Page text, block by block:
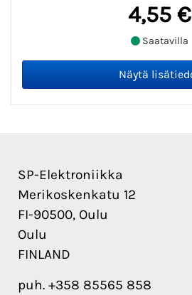
4,55 €
Saatavilla
SP-Elektroniikka
Merikoskenkatu 12
FI-90500, Oulu
Oulu
FINLAND
puh. +358 85565 858